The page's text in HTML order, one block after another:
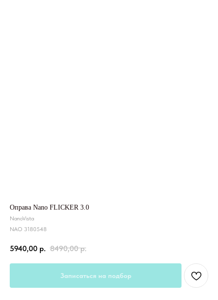
Оправа Nano FLICKER 3.0
NanoVista
NAO 3180548
5940,00 р. 8490,00 р.
Записаться на подбор